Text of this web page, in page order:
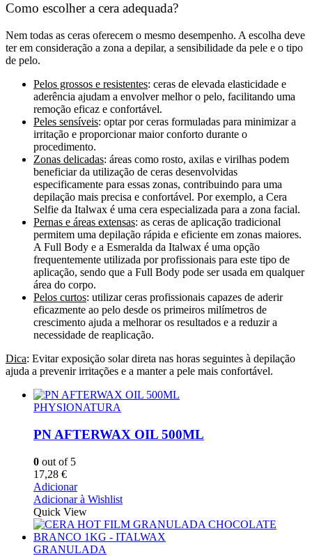
Como escolher a cera adequada?
Nem todas as ceras oferecem o mesmo desempenho. A escolha deve
ter em consideração a zona a depilar, a sensibilidade da pele e o tipo
de pelo.
Pelos grossos e resistentes: ceras de elevada elasticidade e
aderência ajudam a envolver melhor o pelo, facilitando uma
remoção eficaz e confortável.
Peles sensíveis: optar por ceras formuladas para minimizar a
irritação e proporcionar maior conforto durante o
procedimento.
Zonas delicadas: áreas como rosto, axilas e virilhas podem
beneficiar da utilização de ceras desenvolvidas
especificamente para essas zonas, contribuindo para uma
depilação mais precisa e confortável. Por exemplo, a Cera
Selfie da Italwax é uma cera especializada para a zona facial.
Pernas e áreas extensas: as ceras de aplicação tradicional
permitem uma depilação rápida e eficiente em zonas maiores.
A Full Body e a Esmeralda da Italwax é uma opção
frequentemente utilizada por profissionais para este tipo de
aplicação, sendo que a Full Body pode ser usada em qualquer
área do corpo.
Pelos curtos: utilizar ceras profissionais capazes de aderir
eficazmente ao pelo desde os primeiros milímetros de
crescimento ajuda a melhorar os resultados e a reduzir a
necessidade de reaplicação.
Dica: Evitar exposição solar direta nas horas seguintes à depilação
ajuda a prevenir irritações e a manter a pele mais confortável.
PHYSIONATURA
PN AFTERWAX OIL 500ML
0 out of 5
17,28 €
Adicionar
Adicionar à Wishlist
Quick View
GRANULADA